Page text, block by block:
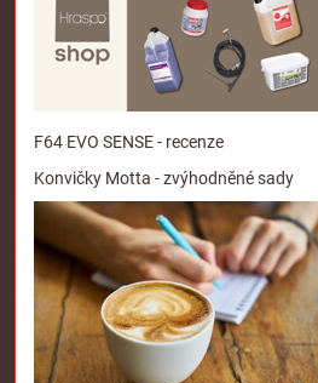
F64 EVO SENSE - recenze
Konvičky Motta - zvýhodněné sady